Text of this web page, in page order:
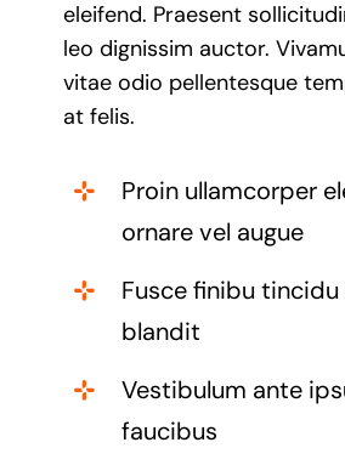
eleifend. Praesent
leo dignissim auctor.
vitae odio pellentesque
at felis.
Proin ullamcorper
ornare vel augue
Fusce finibu
blandit
Vestibulum ante
faucibus